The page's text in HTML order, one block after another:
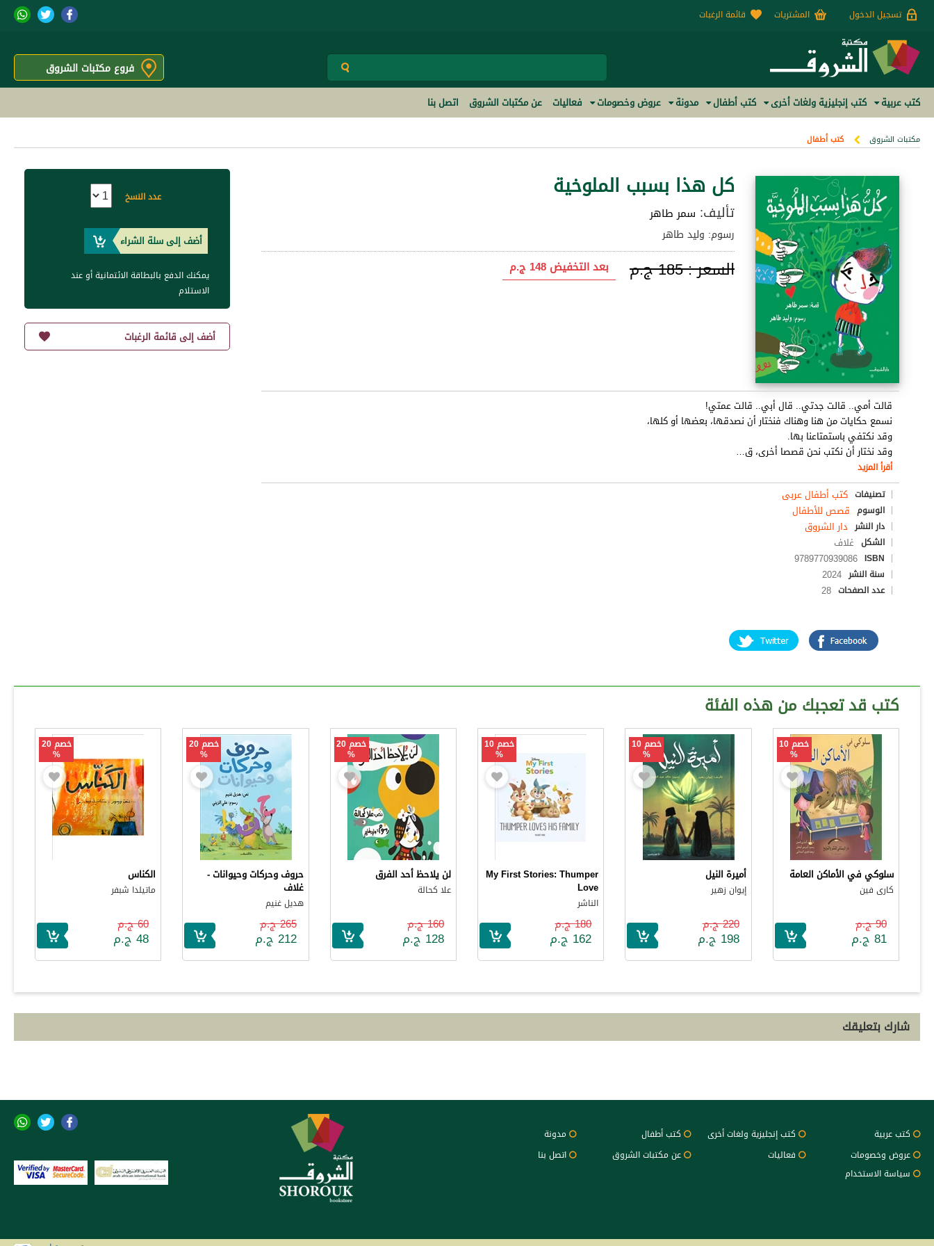
تسجيل الدخول المشتريات قائمة الرغبات
فروع مكتبات الشروق
كتب عربية كتب إنجليزية ولغات أخرى كتب أطفال مدونة عروض وخصومات فعاليات عن مكتبات الشروق اتصل بنا
مكتبات الشروق كتب أطفال
كل هذا بسبب الملوخية
تأليف: سمر طاهر
رسوم: وليد طاهر
السعر :185 ج.م بعد التخفيض 148 ج.م
قالت أمي.. قالت جدتي.. قال أبي.. قالت عمتي!
نسمع حكايات من هنا وهناك فنختار أن نصدقها، بعضها أو كلها،
وقد نكتفي باستمتاعنا بها.
وقد نختار أن نكتب نحن قصصا أخرى، ق…
أقرأ المزيد
تصنيفات كتب أطفال عربى
الوسوم قصص للأطفال
دار النشر دار الشروق
الشكل غلاف
ISBN
9789770939086
سنة النشر 2024
عدد الصفحات 28
عدد النسخ
أضف إلى سلة الشراء
يمكنك الدفع بالبطاقة الائتمانية أو عند
الاستلام
أضف إلى قائمة الرغبات
كتب قد تعجبك من هذه الفئة
خصم 10
%
سلوكي في الأماكن العامة
كارى فين
90 ج.م
81 ج.م
خصم 10
%
أميرة النيل
إيوان زهير
220 ج.م
198 ج.م
خصم 10
%
My First Stories: Thumper
Love
الناشر
180 ج.م
162 ج.م
خصم 20
%
لن يلاحظ أحد الفرق
علا كحالة
160 ج.م
128 ج.م
خصم 20
%
حروف وحركات وحيوانات -
غلاف
هديل غنيم
265 ج.م
212 ج.م
خصم 20
%
الكناس
ماتيلدا شبفر
60 ج.م
48 ج.م
شارك بتعليقك
كتب عربية كتب إنجليزية ولغات أخرى كتب أطفال
مدونة
عروض وخصومات
فعاليات عن مكتبات الشروق
اتصل بنا
سياسة الاستخدام